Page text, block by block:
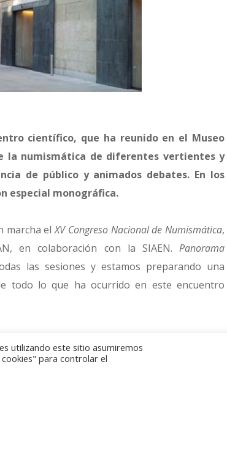
científico, que ha reunido en el Museo
la numismática de diferentes vertientes y
de público y animados debates. En los
especial monográfica.
marcha elXV Congreso Nacional de Numismática,
en colaboración con la SIAEN. Panorama
las sesiones y estamos preparando una
todo lo que ha ocurrido en este encuentro
de cada sesión, y que, si bien el tema principal
utilizando este sitio asumiremos
para controlar el